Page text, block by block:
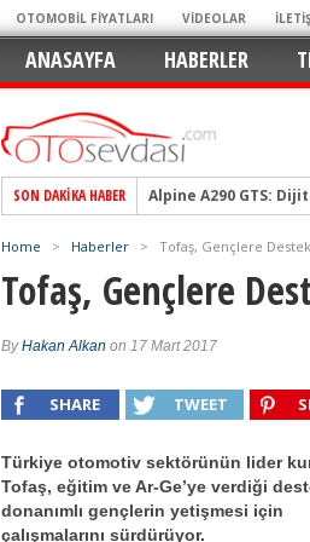
OTOMOBİL FİYATLARI VİDEOLAR
ANASAYFA HABERLER
SON DAKIKA HABER
Alpine A290 GTS:
Mercedes-Benz
Keskin Hatlar, GR
Geleceğin Kompakt
Pazarın Lideri,
Hem Şehirli Hem
TURKA’nın Dev Ağı
Alınır mı? Uzak mı
Home > Haberler > Tofaş, Gençlere
Tofaş, Gençlere
ByHakan Alkan on 17 Mart 2017
SHARE TWEET
Türkiye otomotiv sektörünün lider
Tofaş, eğitim ve Ar-Ge’ye verdiği
donanımlı gençlerin yetişmesi için
çalışmalarını sürdürüyor.